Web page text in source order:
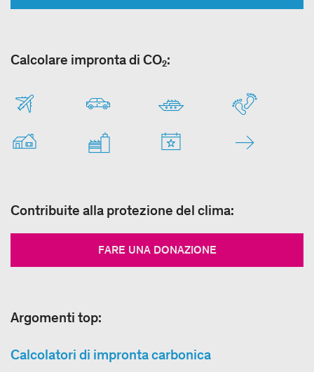
Calcolare impronta di CO₂:
Contribuite alla protezione del clima:
FARE UNA DONAZIONE
Argomenti top:
Calcolatori di impronta carbonica